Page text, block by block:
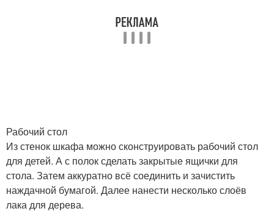
Рабочий стол
Из стенок шкафа можно сконструировать рабочий стол
для детей. А с полок сделать закрытые ящички для
стола. Затем аккуратно всё соединить и зачистить
наждачной бумагой. Далее нанести несколько слоёв
лака для дерева.